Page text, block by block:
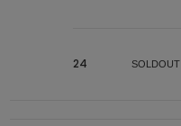
24 SOLDOUT